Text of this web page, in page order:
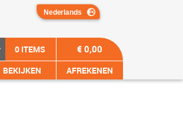
0 ITEMS
BEKIJKEN
€ 0,00
AFREKENEN